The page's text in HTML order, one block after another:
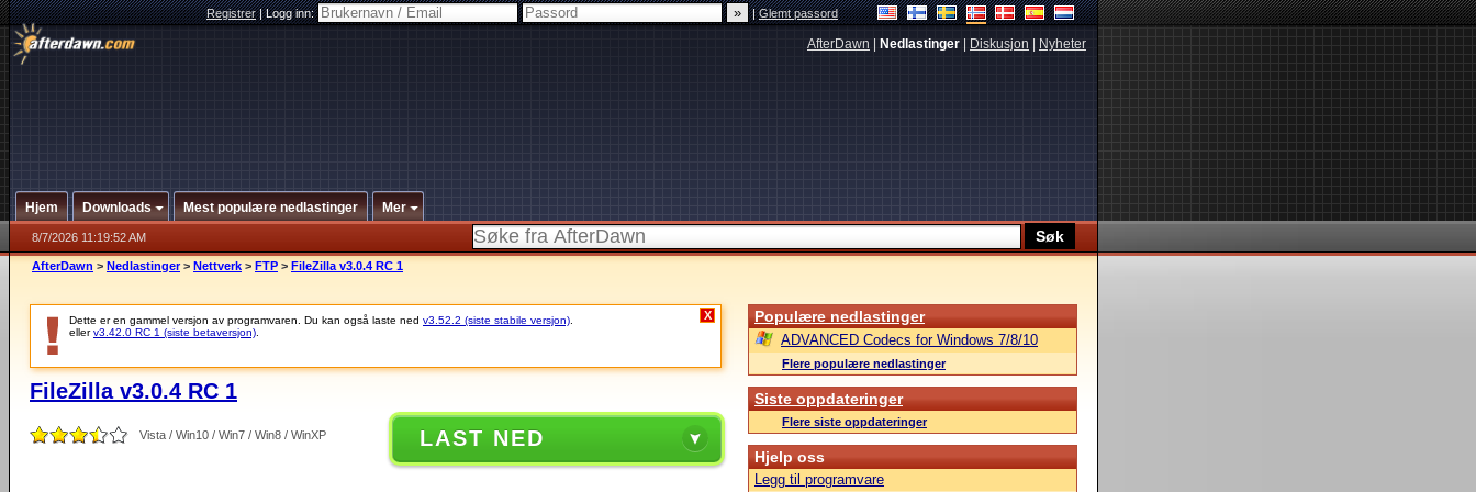
Registrer|Logg inn: |Glemt passord
AfterDawn Nedlastinger Diskusjon Nyheter
Hjem Downloads Mest populære nedlastinger Mer
8/7/2026 11:19:52 AM
AfterDawn > Nedlastinger > Nettverk > FTP > FileZilla v3.0.4 RC 1
Dette er en gammel versjon av programvaren. Du kan også laste ned v3.52.2 (siste stabile versjon)
ellerv3.42.0 RC 1 (siste betaversjon)
X
FileZilla v3.0.4 RC 1
Vista / Win10 / Win7 / Win8 / WinXP LAST NED
Populære nedlastinger
ADVANCED Codecs for Windows 7/8/10
Flere populære nedlastinger
Siste oppdateringer
Flere siste oppdateringer
Hjelp oss
Legg til programvare